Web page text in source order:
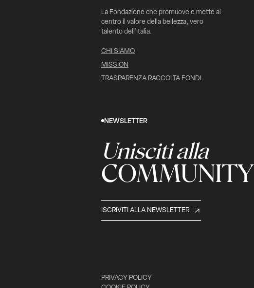
La Fondazione che promuove e mette al
centro il valore della bellezza, vero
talento dell’Italia.
CHI SIAMO
MISSION
TRASPARENZA RACCOLTA FONDI
NEWSLETTER
Unisciti alla
COMMUNITY
ISCRIVITI ALLA NEWSLETTER
PRIVACY POLICY